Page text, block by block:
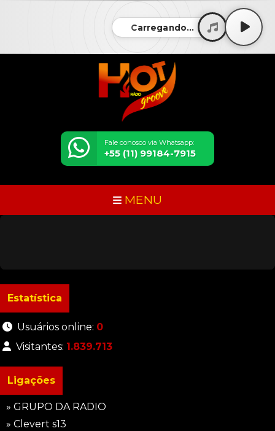
Carregando...
Fale conosco via Whatsapp:
+55 (11) 99184-7915
MENU
Estatística
Usuários online: 0
Visitantes: 1.839.713
Ligações
» GRUPO DA RADIO
» Clevert s13